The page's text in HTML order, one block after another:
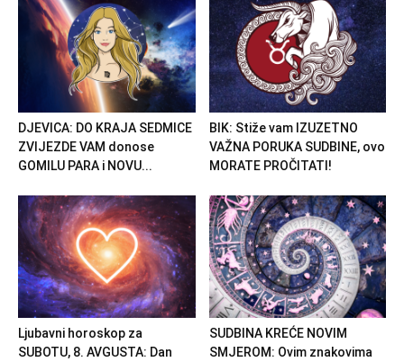
DJEVICA: DO KRAJA SEDMICE
ZVIJEZDE VAM donose
GOMILU PARA i NOVU...
BIK: Stiže vam IZUZETNO
VAŽNA PORUKA SUDBINE, ovo
MORATE PROČITATI!
Ljubavni horoskop za
SUBOTU, 8. AVGUSTA: Dan
SUDBINA KREĆE NOVIM
SMJEROM: Ovim znakovima